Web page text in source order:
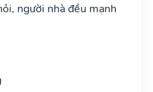
người nhà đều mạnh